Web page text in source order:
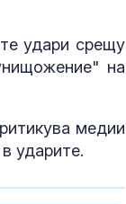
удари срещу
на
медии
ударите.